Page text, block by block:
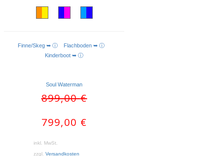
AUSFÜHRUNG WÄHLEN
Finne/Skeg ➥ ⓘ Flachboden ➥ ⓘ
Kinderboot ➥ ⓘ
Soul Waterman
899,00€
799,00 €
inkl. MwSt.
zzgl. Versandkosten